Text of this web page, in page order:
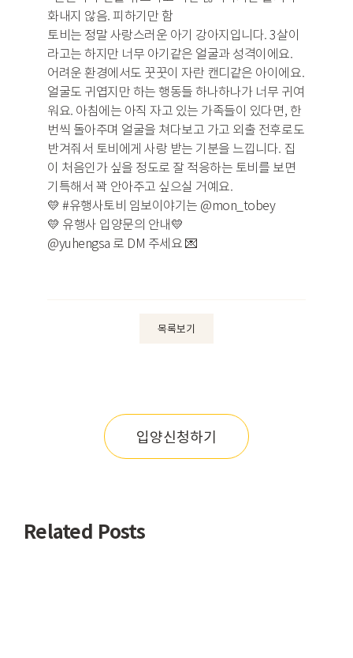
화내지 않음. 피하기만 함
토비는 정말 사랑스러운 아기 강아지입니다. 3살이
라고는 하지만 너무 아기같은 얼굴과 성격이에요.
어려운 환경에서도 꿋꿋이 자란 캔디같은 아이에요.
얼굴도 귀엽지만 하는 행동들 하나하나가 너무 귀여
워요. 아침에는 아직 자고 있는 가족들이 있다면, 한
번씩 돌아주며 얼굴을 쳐다보고 가고 외출 전후로도
반겨줘서 토비에게 사랑 받는 기분을 느낍니다. 집
이 처음인가 싶을 정도로 잘 적응하는 토비를 보면
기특해서 꽉 안아주고 싶으실 거예요.
💛 #유행사토비 임보이야기는 @mon_tobey
💛 유행사 입양문의 안내💛
@yuhengsa 로 DM 주세요💌
목록보기
입양신청하기
Related Posts